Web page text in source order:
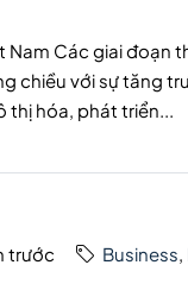
Nam Các giai
chiều với sự tăng
thị hóa, phát triển...
trước Business,